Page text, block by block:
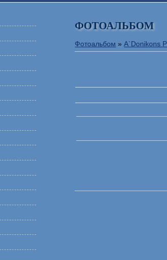
ФОТОАЛЬБОМ
Фотоальбом »A`Donikons